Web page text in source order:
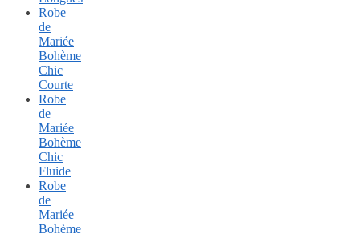
Robe
de
Mariée
Bohème
Chic
Courte
Robe
de
Mariée
Bohème
Chic
Fluide
Robe
de
Mariée
Bohème